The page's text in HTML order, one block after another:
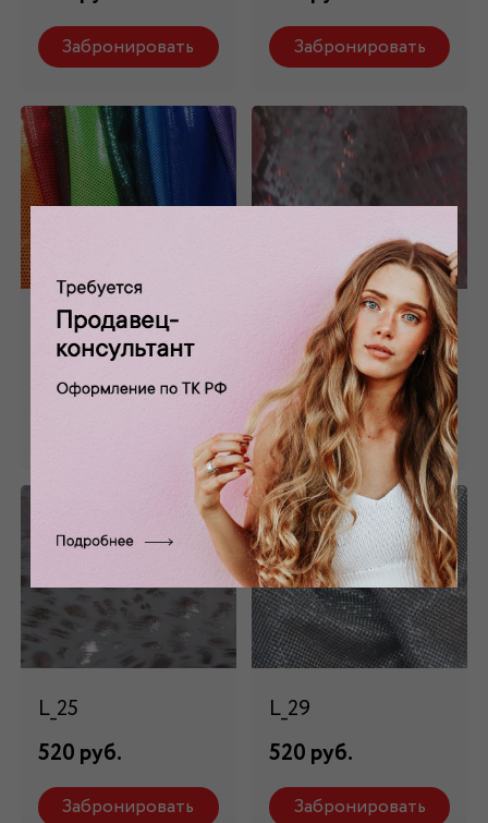
Забронировать Забронировать
L_7
520 руб.
L_20
520 руб.
Забронировать
L_25
520 руб.
Забронировать
L_29
520 руб.
Забронировать